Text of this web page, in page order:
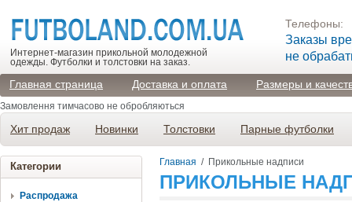
Интернет-магазин прикольной молодежной
одежды. Футболки и толстовки на заказ.
Телефоны:
Заказы
не
Главная страница Доставка и оплата Размеры и
Замовлення тимчасово не обробляються
Хит продаж Новинки Толстовки Парные футболки
Категории
Распродажа
Главная / Прикольные надписи
ПРИКОЛЬНЫЕ